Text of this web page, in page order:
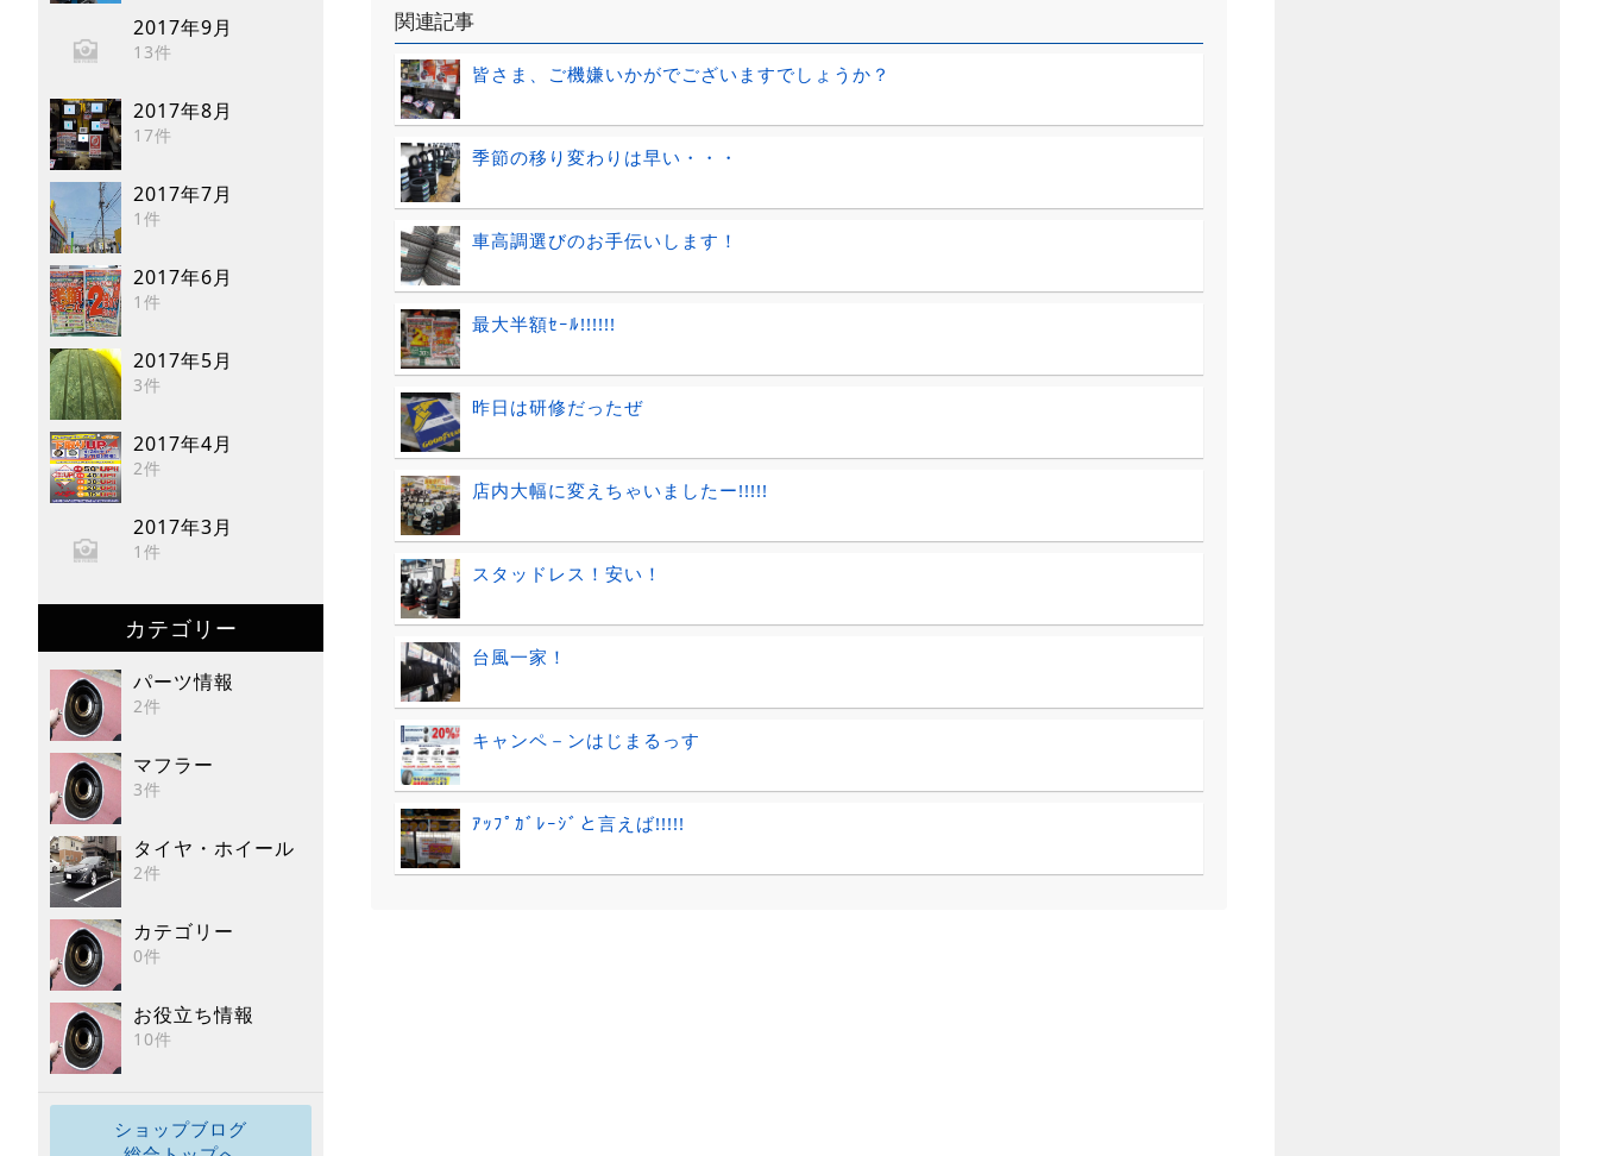
2017年9月
13件
2017年8月
17件
2017年7月
1件
2017年6月
1件
2017年5月
3件
2017年4月
2件
2017年3月
1件
カテゴリー
パーツ情報
2件
マフラー
3件
タイヤ・ホイール
2件
カテゴリー
0件
お役立ち情報
10件
ショップブログ
関連記事
皆さま、ご機嫌いかがでございますでしょうか？
季節の移り変わりは早い・・・
車高調選びのお手伝いします！
最大半額ｾｰﾙ!!!!!!
昨日は研修だったぜ
店内大幅に変えちゃいましたー!!!!!
スタッドレス！安い！
台風一家！
キャンペ－ンはじまるっす
ｱｯﾌﾟｶﾞﾚｰｼﾞと言えば!!!!!